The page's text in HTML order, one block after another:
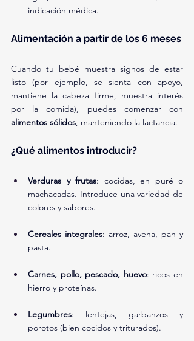
indicación médica.
Alimentación a partir de los 6 meses
Cuando tu bebé muestra signos de estar
listo (por ejemplo, se sienta con apoyo,
mantiene la cabeza firme, muestra interés
alimentos sólidos, manteniendo la lactancia.
¿Qué alimentos introducir?
Verduras y frutas: cocidas, en puré o
machacadas. Introduce una variedad de
colores y sabores.
Cereales integrales: arroz, avena, pan y
pasta.
Carnes, pollo, pescado, huevo: ricos en
hierro y proteínas.
Legumbres: lentejas, garbanzos y
porotos (bien cocidos y triturados).